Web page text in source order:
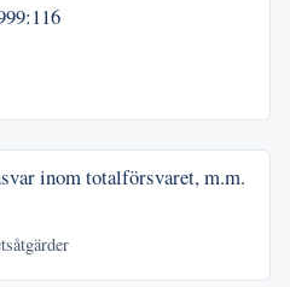
inom totalförsvaret, m.m.